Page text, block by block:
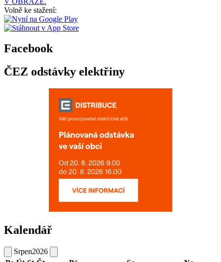
Volně ke stažení:
Facebook
ČEZ odstávky elektřiny
Kalendář
Srpen2026